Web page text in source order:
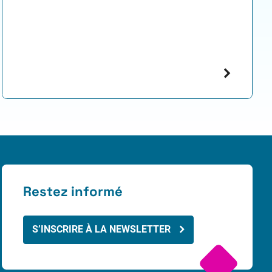
Restez informé
S’INSCRIRE À LA NEWSLETTER